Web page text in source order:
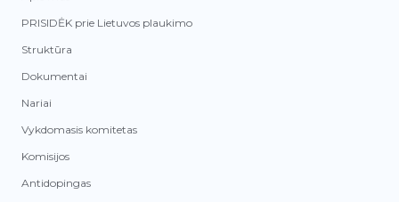
PRISIDĖK prie Lietuvos plaukimo
Struktūra
Dokumentai
Nariai
Vykdomasis komitetas
Komisijos
Antidopingas